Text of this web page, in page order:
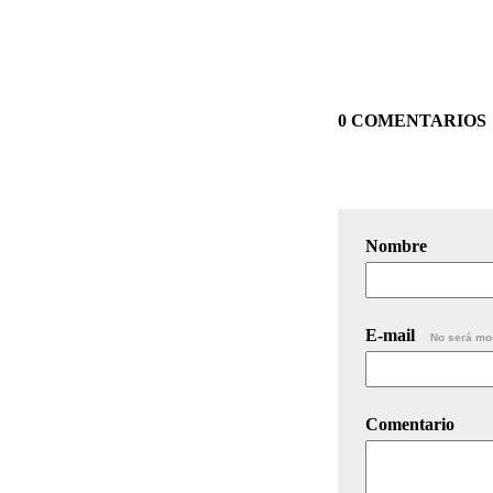
0 COMENTARIOS
Nombre
E-mail No será
Comentario